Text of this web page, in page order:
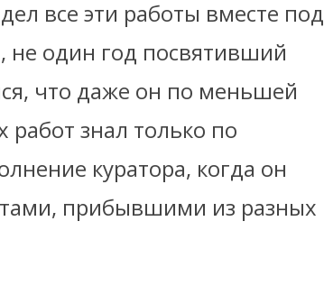
все эти работы вместе под
один год посвятивший
что даже он по меньшей
знал только по
куратора, когда он
прибывшими из разных